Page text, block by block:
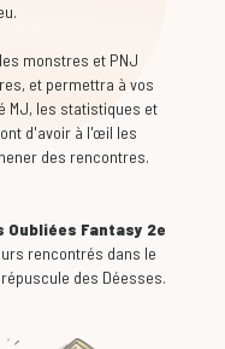
monstres et PNJ
et permettra à vos
MJ, les statistiques et
d'avoir à l'œil les
des rencontres.
Oubliées Fantasy 2e
rencontrés dans le
des Déesses.